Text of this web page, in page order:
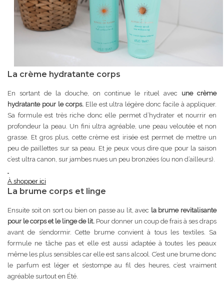
La crème hydratante corps
En sortant de la douche, on continue le rituel avec une crème
hydratante pour le corps.Elle est ultra légère donc facile à appliquer.
Sa formule est très riche donc elle permet d’hydrater et nourrir en
profondeur la peau. Un fini ultra agréable, une peau veloutée et non
grasse. Et gros plus, cette crème est irisée est permet de mettre un
peu de paillettes sur sa peau. Et je peux vous dire que pour la saison
c’est ultra canon, sur jambes nues un peu bronzées (ou non d’ailleurs).
À shopper ici
La brume corps et linge
Ensuite soit on sort ou bien on passe au lit, avec la brume revitalisante
pour le corps et le linge de lit. Pour donner un coup de frais à ses draps
avant de s’endormir. Cette brume convient à tous les textiles. Sa
formule ne tâche pas et elle est aussi adaptée à toutes les peaux
même les plus sensibles car elle est sans alcool. C’est une brume donc
le parfum est léger et s’estompe au fil des heures, c’est vraiment
agréable surtout en Été.